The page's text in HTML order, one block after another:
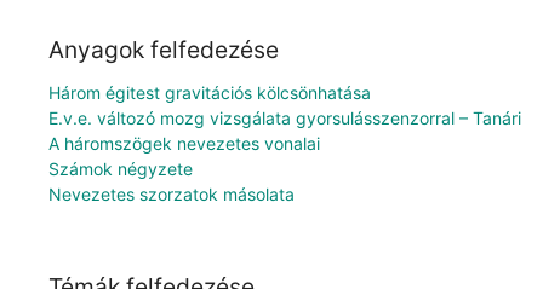
Anyagok felfedezése
Három égitest gravitációs kölcsönhatása
E.v.e. változó mozg vizsgálata gyorsulásszenzorral – Tanári
A háromszögek nevezetes vonalai
Számok négyzete
Nevezetes szorzatok másolata